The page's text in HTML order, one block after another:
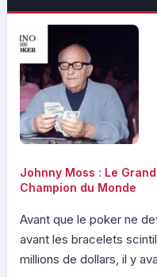
Johnny Moss : Le
Champion du Monde
Avant que le poker ne
avant les bracelets
millions de dollars, il y